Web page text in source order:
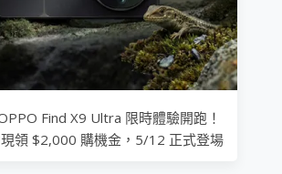
Find X9 Ultra 限時體驗開跑！
領 $2,000 購機金，5/12 正式登場